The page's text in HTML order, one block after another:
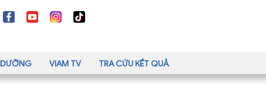
DƯỠNG VIAM TV TRA CỨU KẾT QUẢ